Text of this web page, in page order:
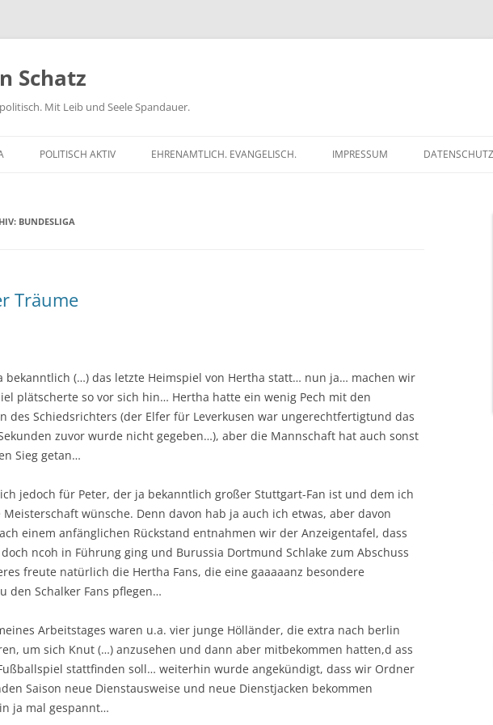
Schatz
Mit Leib und Seele Spandauer.
POLITISCH AKTIV
SCHRIFTLICHE ANFRAGEN
EHRENAMTLICH. EVANGELISCH. IMPRESSUM
BUNDESLIGA
Träume
bekanntlich (…) das letzte Heimspiel von Hertha statt… nun ja… machen wir
plätscherte so vor sich hin… Hertha hatte ein wenig Pech mit den
des Schiedsrichters (der Elfer für Leverkusen war ungerechtfertigtund das
zuvor wurde nicht gegeben…), aber die Mannschaft hat auch sonst
Sieg getan…
jedoch für Peter, der ja bekanntlich großer Stuttgart-Fan ist und dem ich
Meisterschaft wünsche. Denn davon hab ja auch ich etwas, aber davon
einem anfänglichen Rückstand entnahmen wir der Anzeigentafel, dass
ncoh in Führung ging und Burussia Dortmund Schlake zum Abschuss
freute natürlich die Hertha Fans, die eine gaaaaanz besondere
den Schalker Fans pflegen…
Arbeitstages waren u.a. vier junge Hölländer, die extra nach berlin
um sich Knut (…) anzusehen und dann aber mitbekommen hatten,d ass
stattfinden soll… weiterhin wurde angekündigt, dass wir Ordner
Saison neue Dienstausweise und neue Dienstjacken bekommen
ja mal gespannt…